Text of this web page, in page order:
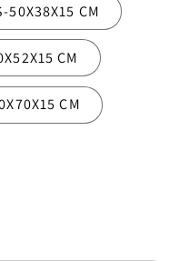
50X38X15 CM
CM
CM